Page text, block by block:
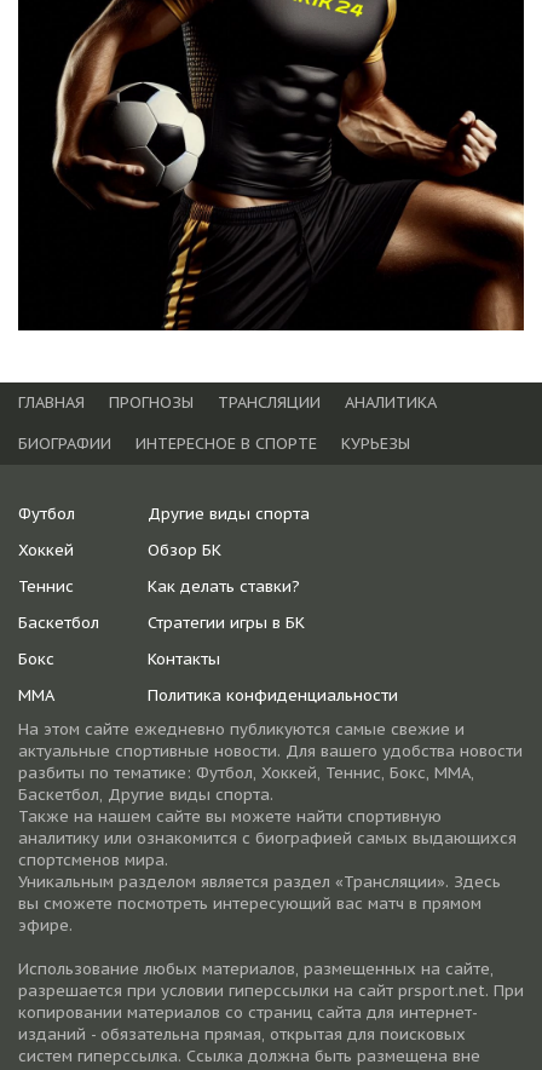
ГЛАВНАЯ ПРОГНОЗЫ ТРАНСЛЯЦИИ
АНАЛИТИКА
БИОГРАФИИ
ИНТЕРЕСНОЕ В СПОРТЕ КУРЬЕЗЫ
Футбол
Хоккей
Теннис
Баскетбол
Бокс
ММА
Другие виды спорта
Обзор БК
Как делать ставки?
Стратегии игры в БК
Контакты
Политика конфиденциальности
На этом сайте ежедневно публикуются самые свежие и
актуальные спортивные новости. Для вашего удобства новости
разбиты по тематике: Футбол, Хоккей, Теннис, Бокс, ММА,
Баскетбол, Другие виды спорта.
Также на нашем сайте вы можете найти спортивную
аналитику или ознакомится с биографией самых выдающихся
спортсменов мира.
Уникальным разделом является раздел «Трансляции». Здесь
вы сможете посмотреть интересующий вас матч в прямом
эфире.
Использование любых материалов, размещенных на сайте,
разрешается при условии гиперссылки на cайт prsport.net. При
копировании материалов со страниц сайта для интернет-
изданий - обязательна прямая, открытая для поисковых
систем гиперссылка. Ссылка должна быть размещена вне